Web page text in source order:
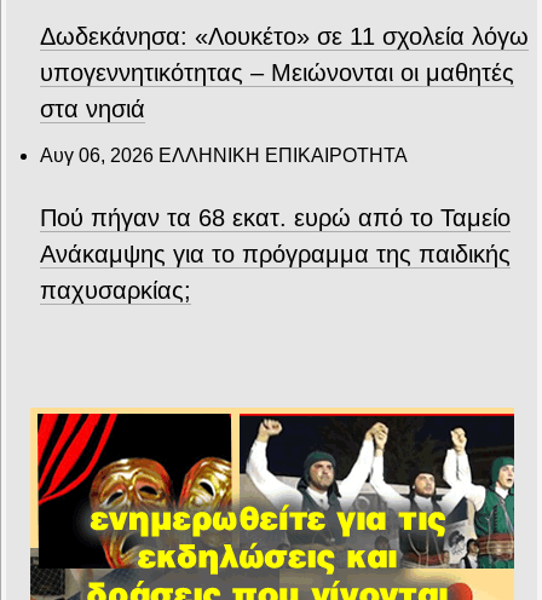
Δωδεκάνησα: «Λουκέτο» σε 11 σχολεία λόγω
υπογεννητικότητας – Μειώνονται οι μαθητές
στα νησιά
Αυγ 06, 2026 ΕΛΛΗΝΙΚΗ ΕΠΙΚΑΙΡΟΤΗΤΑ
Πού πήγαν τα 68 εκατ. ευρώ από το Ταμείο
Ανάκαμψης για το πρόγραμμα της παιδικής
παχυσαρκίας;